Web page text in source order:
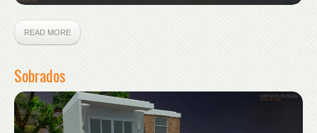
READ MORE
Sobrados